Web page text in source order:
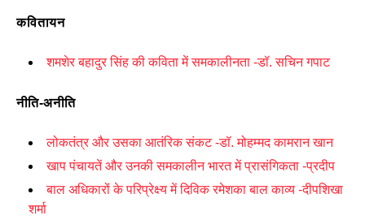
कवितायन
शमशेर बहादुर सिंह की कविता में समकालीनता -डॉ. सचिन गपाट
नीति-अनीति
लोकतंत्र और उसका आतंरिक संकट -डॉ. मोहम्मद कामरान खान
खाप पंचायतें और उनकी समकालीन भारत में प्रासंगिकता -प्रदीप
बाल अधिकारों के परिप्रेक्ष्य में दिविक रमेशका बाल काव्य -दीपशिखा
शर्मा